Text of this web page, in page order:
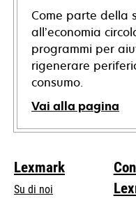
Come parte della
all’economia
programmi per
rigenerare
consumo.
Vai alla pagina
Lexmark
Su di noi